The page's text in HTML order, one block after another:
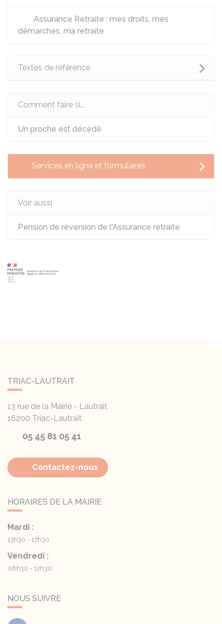
Assurance Retraite : mes droits, mes
démarches, ma retraite
Textes de référence
Comment faire si...
Un proche est décédé
Services en ligne et formulaires
Voir aussi
Pension de réversion de l'Assurance retraite
TRIAC-LAUTRAIT
13 rue de la Mairie - Lautrait
16200 Triac-Lautrait
05 45 81 05 41
Contactez-nous
HORAIRES DE LA MAIRIE
Mardi :
13h30 - 17h30
Vendredi :
08h30 - 12h30
NOUS SUIVRE